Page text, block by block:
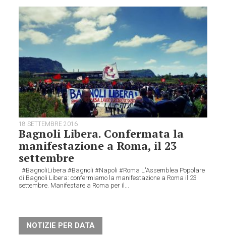
18 SETTEMBRE 2016
Bagnoli Libera. Confermata la
manifestazione a Roma, il 23
settembre
#BagnoliLibera #Bagnoli #Napoli #Roma L'Assemblea Popolare
di Bagnoli Libera: confermiamo la manifestazione a Roma il 23
settembre. Manifestare a Roma per il...
NOTIZIE PER DATA